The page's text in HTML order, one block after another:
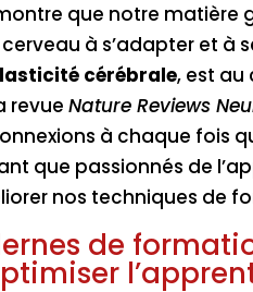
que notre matière
à s’adapter et à
cérébrale, est au
revueNature Reviews
à chaque fois
que passionnés de
nos techniques de
de